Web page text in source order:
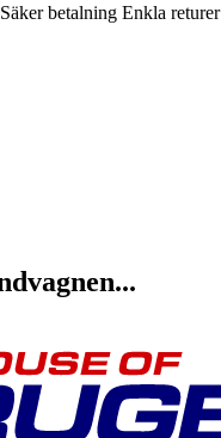
Säker betalning Enkla returer